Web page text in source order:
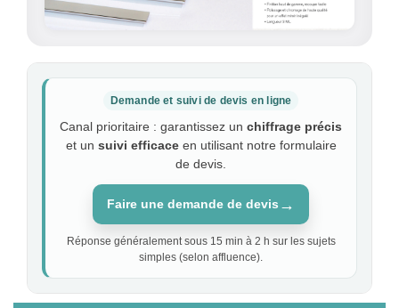
Demande et suivi de devis en ligne
Canal prioritaire : garantissez un chiffrage précis
et un suivi efficaceen utilisant notre formulaire
de devis.
Faire une demande de devis →
Réponse généralement sous 15 min à 2 h sur les sujets
simples (selon affluence).